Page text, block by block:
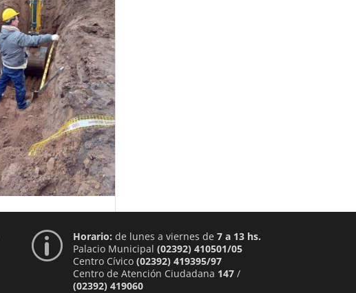
p Horario: de lunes a viernes de 7 a 13 hs.
Palacio Municipal (02392) 410501/05
Centro Cívico (02392) 419395/97
Centro de Atención Ciudadana 147/
(02392) 419060